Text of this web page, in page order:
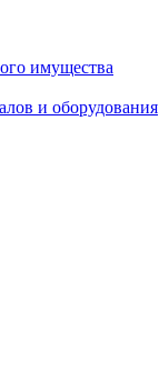
имущества
и оборудования